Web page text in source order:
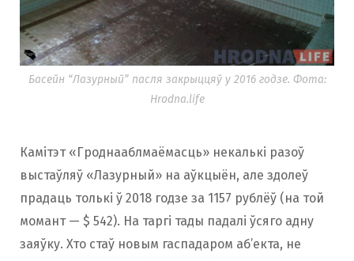
Басейн “Лазурный” пасля закрыццяў у 2016 годзе. Фота:
Hrodna.life
Камітэт «Гроднааблмаёмасць» некалькі разоў
выстаўляў «Лазурный» на аўкцыён, але здолеў
прадаць толькі ў 2018 годзе за 1157 рублёў (на той
момант — $ 542). На таргі тады падалі ўсяго адну
заяўку. Хто стаў новым гаспадаром аб’екта, не